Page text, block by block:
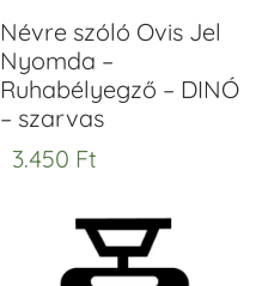
Névre szóló Ovis Jel
Nyomda –
Ruhabélyegző – DINÓ
– szarvas
3.450 Ft